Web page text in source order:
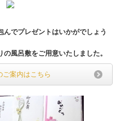
でプレゼントはいかがでしょう
風呂敷をご用意いたしました。
ご案内はこちら